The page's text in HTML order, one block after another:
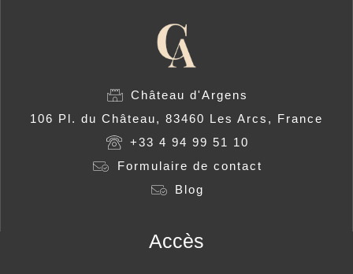
Château d'Argens
106 Pl. du Château, 83460 Les Arcs, France
+33 4 94 99 51 10
Formulaire de contact
Blog
Accès